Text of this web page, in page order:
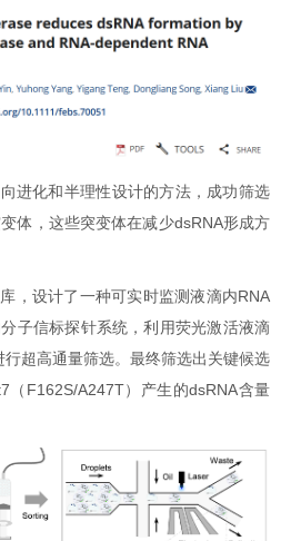
进化和半理性设计的方法，成功筛选
体，这些突变体在减少dsRNA形成方
，设计了一种可实时监测液滴内RNA
子信标探针系统，利用荧光激活液滴
超高通量筛选。最终筛选出关键候选
（F162S/A247T）产生的dsRNA含量